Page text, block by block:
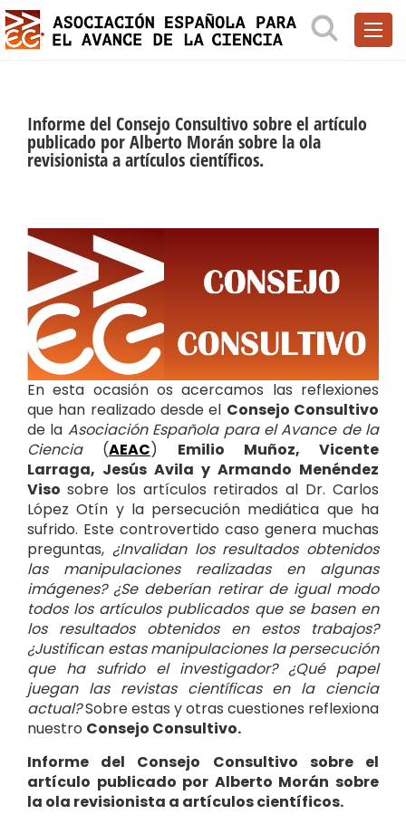
Informe del Consejo Consultivo sobre el artículo
publicado por Alberto Morán sobre la ola
revisionista a artículos científicos.
En esta ocasión os acercamos las reflexiones
que han realizado desde el Consejo Consultivo
de la Asociación Española para el Avance de la
Ciencia(AEAC) Emilio Muñoz, Vicente
Larraga, Jesús Avila y Armando Menéndez
Viso sobre los artículos retirados al Dr. Carlos
López Otín y la persecución mediática que ha
sufrido. Este controvertido caso genera muchas
preguntas, ¿Invalidan los resultados obtenidos
las manipulaciones realizadas en algunas
imágenes? ¿Se deberían retirar de igual modo
todos los artículos publicados que se basen en
los resultados obtenidos en estos trabajos?
¿Justifican estas manipulaciones la persecución
que ha sufrido el investigador? ¿Qué papel
juegan las revistas científicas en la ciencia
actual?Sobre estas y otras cuestiones reflexiona
nuestro Consejo Consultivo.
Informe del Consejo Consultivo sobre el
artículo publicado por Alberto Morán sobre
la ola revisionista a artículos científicos.